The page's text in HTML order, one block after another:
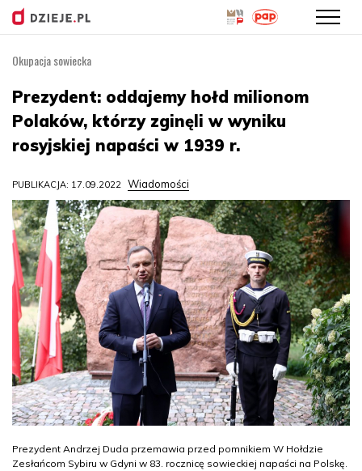
treści
Okupacja sowiecka
Prezydent: oddajemy hołd milionom
Polaków, którzy zginęli w wyniku
rosyjskiej napaści w 1939 r.
PUBLIKACJA: 17.09.2022 Wiadomości
Prezydent Andrzej Duda przemawia przed pomnikiem W Hołdzie
Zesłańcom Sybiru w Gdyni w 83. rocznicę sowieckiej napaści na Polskę.